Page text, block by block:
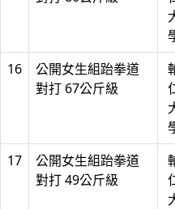
16
公開女生組跆拳道
對打 67公斤級
17
公開女生組跆拳道
對打 49公斤級